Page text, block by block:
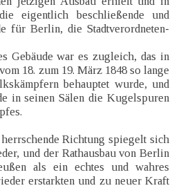
eigentlich beschließende und
für Berlin, die Stadtverordneten-
Gebäude war es zugleich, das in
18. zum 19. März 1848 so lange
behauptet wurde, und
in seinen Sälen die Kugelspuren
Richtung spiegelt sich
und der Rathausbau von Berlin
als ein echtes und wahres
erstarkten und zu neuer Kraft